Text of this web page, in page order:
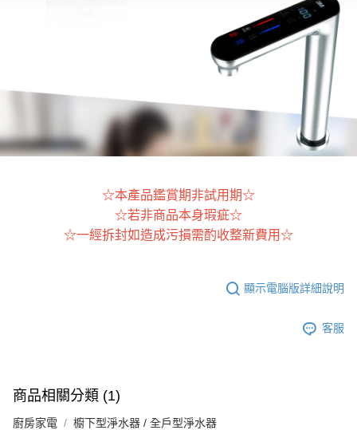
☆本產品鑑賞期非試用期☆
☆若非商品本身瑕疵☆
☆一經拆封如造成污損需酌收整新費用☆
顯示電腦版詳細說明
客服
商品相關分類 (1)
廚房家電 櫥下型淨水器 / 全戶型淨水器